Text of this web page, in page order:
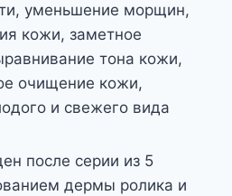
уменьшение морщин,
кожи, заметное
тона кожи,
очищение кожи,
и свежего вида
после серии из 5
дермы ролика и